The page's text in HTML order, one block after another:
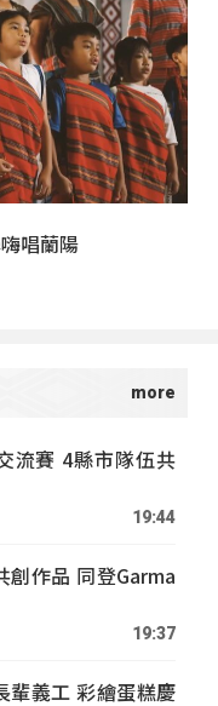
唱蘭陽
流賽 4縣市隊伍共
19:44
創作品 同登Garma
19:37
輩義工 彩繪蛋糕慶